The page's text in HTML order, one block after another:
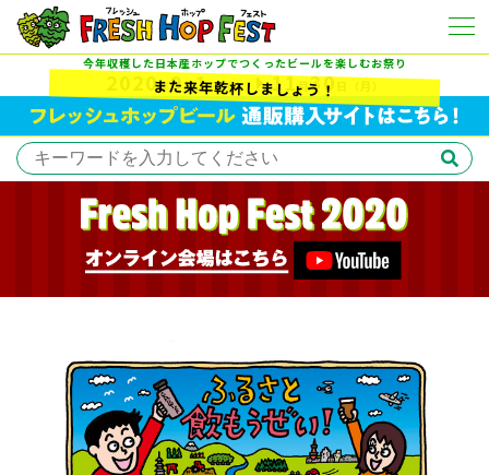
今年収穫した日本産ホップでつくったビールを楽しむお祭り
2020年9月1日（火） 11月30
また来年乾杯しましょう！